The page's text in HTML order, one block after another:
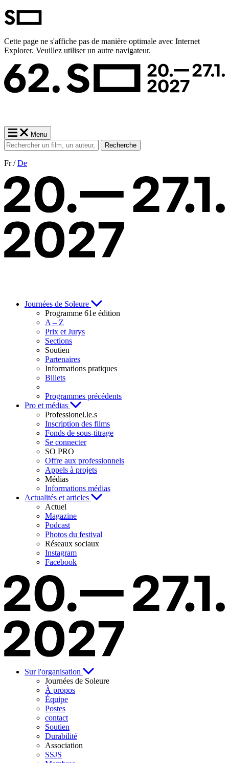
Cette page ne s'affiche pas de manière optimale avec Internet
Explorer. Veuillez utiliser un autre navigateur.
Menu
Recherche
Fr /De
Journées de Soleure
Programme 61e édition
A – Z
Prix et Jurys
Sections
Soutien
Partenaires
Informations pratiques
Billets
Programmes précédents
Pro et médias
Professionel.le.s
Inscription des films
Fonds de sous-titrage
Se connecter
SO PRO
Offre aux professionnels
Appels à projets
Médias
Informations médias
Actualités et articles
Actuel
Magazine
Podcast
Photos du festival
Réseaux sociaux
Instagram
Facebook
Sur l'organisation
Journées de Soleure
À propos
Équipe
Postes
contact
Soutien
Durabilité
Association
SSJS